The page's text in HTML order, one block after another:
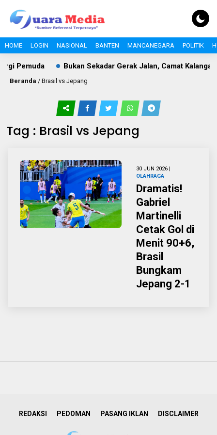
HOME LOGIN NASIONAL BANTEN MANCANEGARA POLITIK
Pemuda Bukan Sekadar Gerak Jalan, Camat
Beranda / Brasil vs Jepang
Tag : Brasil vs Jepang
30 JUN 2026 |
OLAHRAGA
Dramatis!
Gabriel
Martinelli
Cetak Gol di
Menit 90+6,
Brasil
Bungkam
Jepang 2-1
REDAKSI PEDOMAN PASANG IKLAN DISCLAIMER